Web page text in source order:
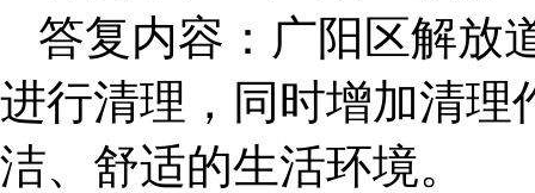
答复内容：广阳区解放
进行清理，同时增加清理
洁、舒适的生活环境。